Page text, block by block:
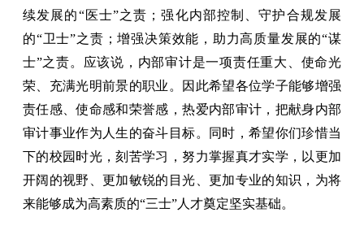
续发展的“医士”之责；强化内部控制、守护合规发展
的“卫士”之责；增强决策效能，助力高质量发展的“谋
士”之责。应该说，内部审计是一项责任重大、使命光
荣、充满光明前景的职业。因此希望各位学子能够增强
责任感、使命感和荣誉感，热爱内部审计，把献身内部
审计事业作为人生的奋斗目标。同时，希望你们珍惜当
下的校园时光，刻苦学习，努力掌握真才实学，以更加
开阔的视野、更加敏锐的目光、更加专业的知识，为将
来能够成为高素质的“三士”人才奠定坚实基础。